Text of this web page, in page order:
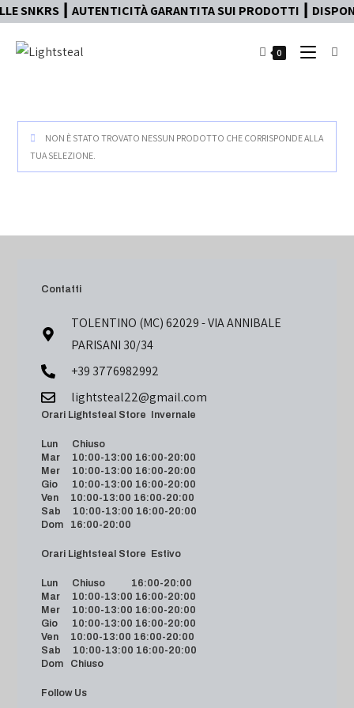
┃ AUTENTICITÀ GARANTITA SUI PRODOTTI ┃
0
NON È STATO TROVATO NESSUN PRODOTTO CHE CORRISPONDE ALLA
TUA SELEZIONE.
Contatti
TOLENTINO (MC) 62029 - VIA ANNIBALE
PARISANI 30/34
+39 3776982992
lightsteal22@gmail.com
Orari Lightsteal Store Invernale
Lun Chiuso
Mar 10:00-13:00 16:00-20:00
Mer 10:00-13:00 16:00-20:00
Gio 10:00-13:00 16:00-20:00
Ven 10:00-13:00 16:00-20:00
Sab 10:00-13:00 16:00-20:00
Dom 16:00-20:00
Orari Lightsteal Store Estivo
Lun Chiuso 16:00-20:00
Mar 10:00-13:00 16:00-20:00
Mer 10:00-13:00 16:00-20:00
Gio 10:00-13:00 16:00-20:00
Ven 10:00-13:00 16:00-20:00
Sab 10:00-13:00 16:00-20:00
Dom Chiuso
Follow Us